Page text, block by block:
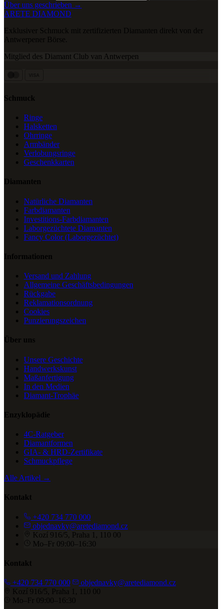
Über uns geschrieben →
ARETE DIAMOND
Exklusiver Schmuck mit zertifizierten Diamanten direkt von der
Antwerpener Börse.
Mitglied des Diamant Club van Antwerpen
Schmuck
Ringe
Halsketten
Ohrringe
Armbänder
Verlobungsringe
Geschenkkarten
Diamanten
Natürliche Diamanten
Farbdiamanten
Investitions-Farbdiamanten
Laborgezüchtete Diamanten
Fancy Color (Laborgezüchtet)
Informationen
Versand und Zahlung
Allgemeine Geschäftsbedingungen
Rückgabe
Reklamationsordnung
Cookies
Punzierungszeichen
Über uns
Unsere Geschichte
Handwerkskunst
Maßanfertigung
In den Medien
Diamant-Trophäe
Enzyklopädie
4C-Ratgeber
Diamantformen
GIA- & HRD-Zertifikate
Schmuckpflege
Alle Artikel →
Kontakt
+420 734 770 000
objednavky@aretediamond.cz
Kozí 916/5, Praha 1, 110 00
Mo–Fr 09:00–16:30
Kontakt
+420 734 770 000
objednavky@aretediamond.cz
Kozí 916/5, Praha 1, 110 00
Mo–Fr 09:00–16:30